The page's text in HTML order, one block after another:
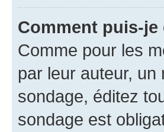
Comment puis-
Comme pour les
par leur auteur,
sondage, éditez
sondage est